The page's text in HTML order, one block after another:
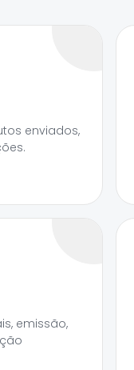
enviados,
emissão,